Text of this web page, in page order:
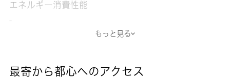
エネルギー消費性能
-
もっと見る
最寄から都心へのアクセス